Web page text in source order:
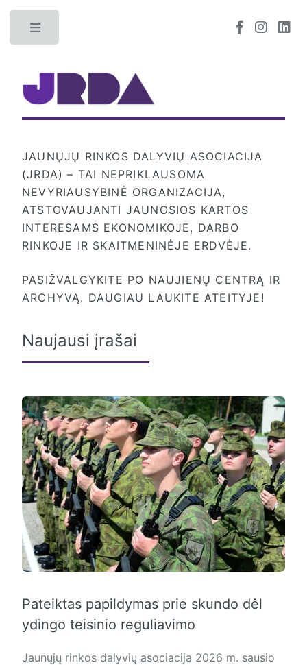
JAUNŲJŲ RINKOS DALYVIŲ ASOCIACIJA
(JRDA) – TAI NEPRIKLAUSOMA
NEVYRIAUSYBINĖ ORGANIZACIJA,
ATSTOVAUJANTI JAUNOSIOS KARTOS
INTERESAMS EKONOMIKOJE, DARBO
RINKOJE IR SKAITMENINĖJE ERDVĖJE.
PASIŽVALGYKITE PO NAUJIENŲ CENTRĄ IR
ARCHYVĄ. DAUGIAU LAUKITE ATEITYJE!
Naujausi įrašai
Pateiktas papildymas prie skundo dėl
ydingo teisinio reguliavimo
Jaunųjų rinkos dalyvių asociacija 2026 m. sausio